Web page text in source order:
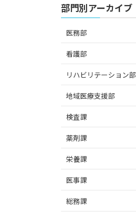
部門別アーカイブ
医務部
看護部
リハビリテーション部
地域医療支援部
検査課
薬剤課
栄養課
医事課
総務課